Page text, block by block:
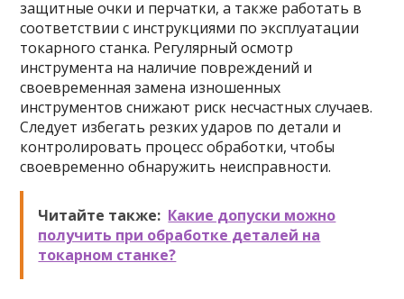
защитные очки и перчатки, а также работать в
соответствии с инструкциями по эксплуатации
токарного станка. Регулярный осмотр
инструмента на наличие повреждений и
своевременная замена изношенных
инструментов снижают риск несчастных случаев.
Следует избегать резких ударов по детали и
контролировать процесс обработки, чтобы
своевременно обнаружить неисправности.
Читайте также: Какие допуски можно
получить при обработке деталей на
токарном станке?